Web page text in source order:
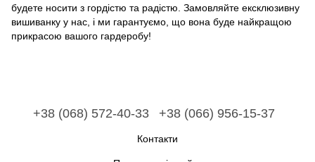
будете носити з гордістю та радістю. Замовляйте ексклюзивну
вишиванку у нас, і ми гарантуємо, що вона буде найкращою
прикрасою вашого гардеробу!
+38 (068) 572-40-33 +38 (066) 956-15-37
Контакти